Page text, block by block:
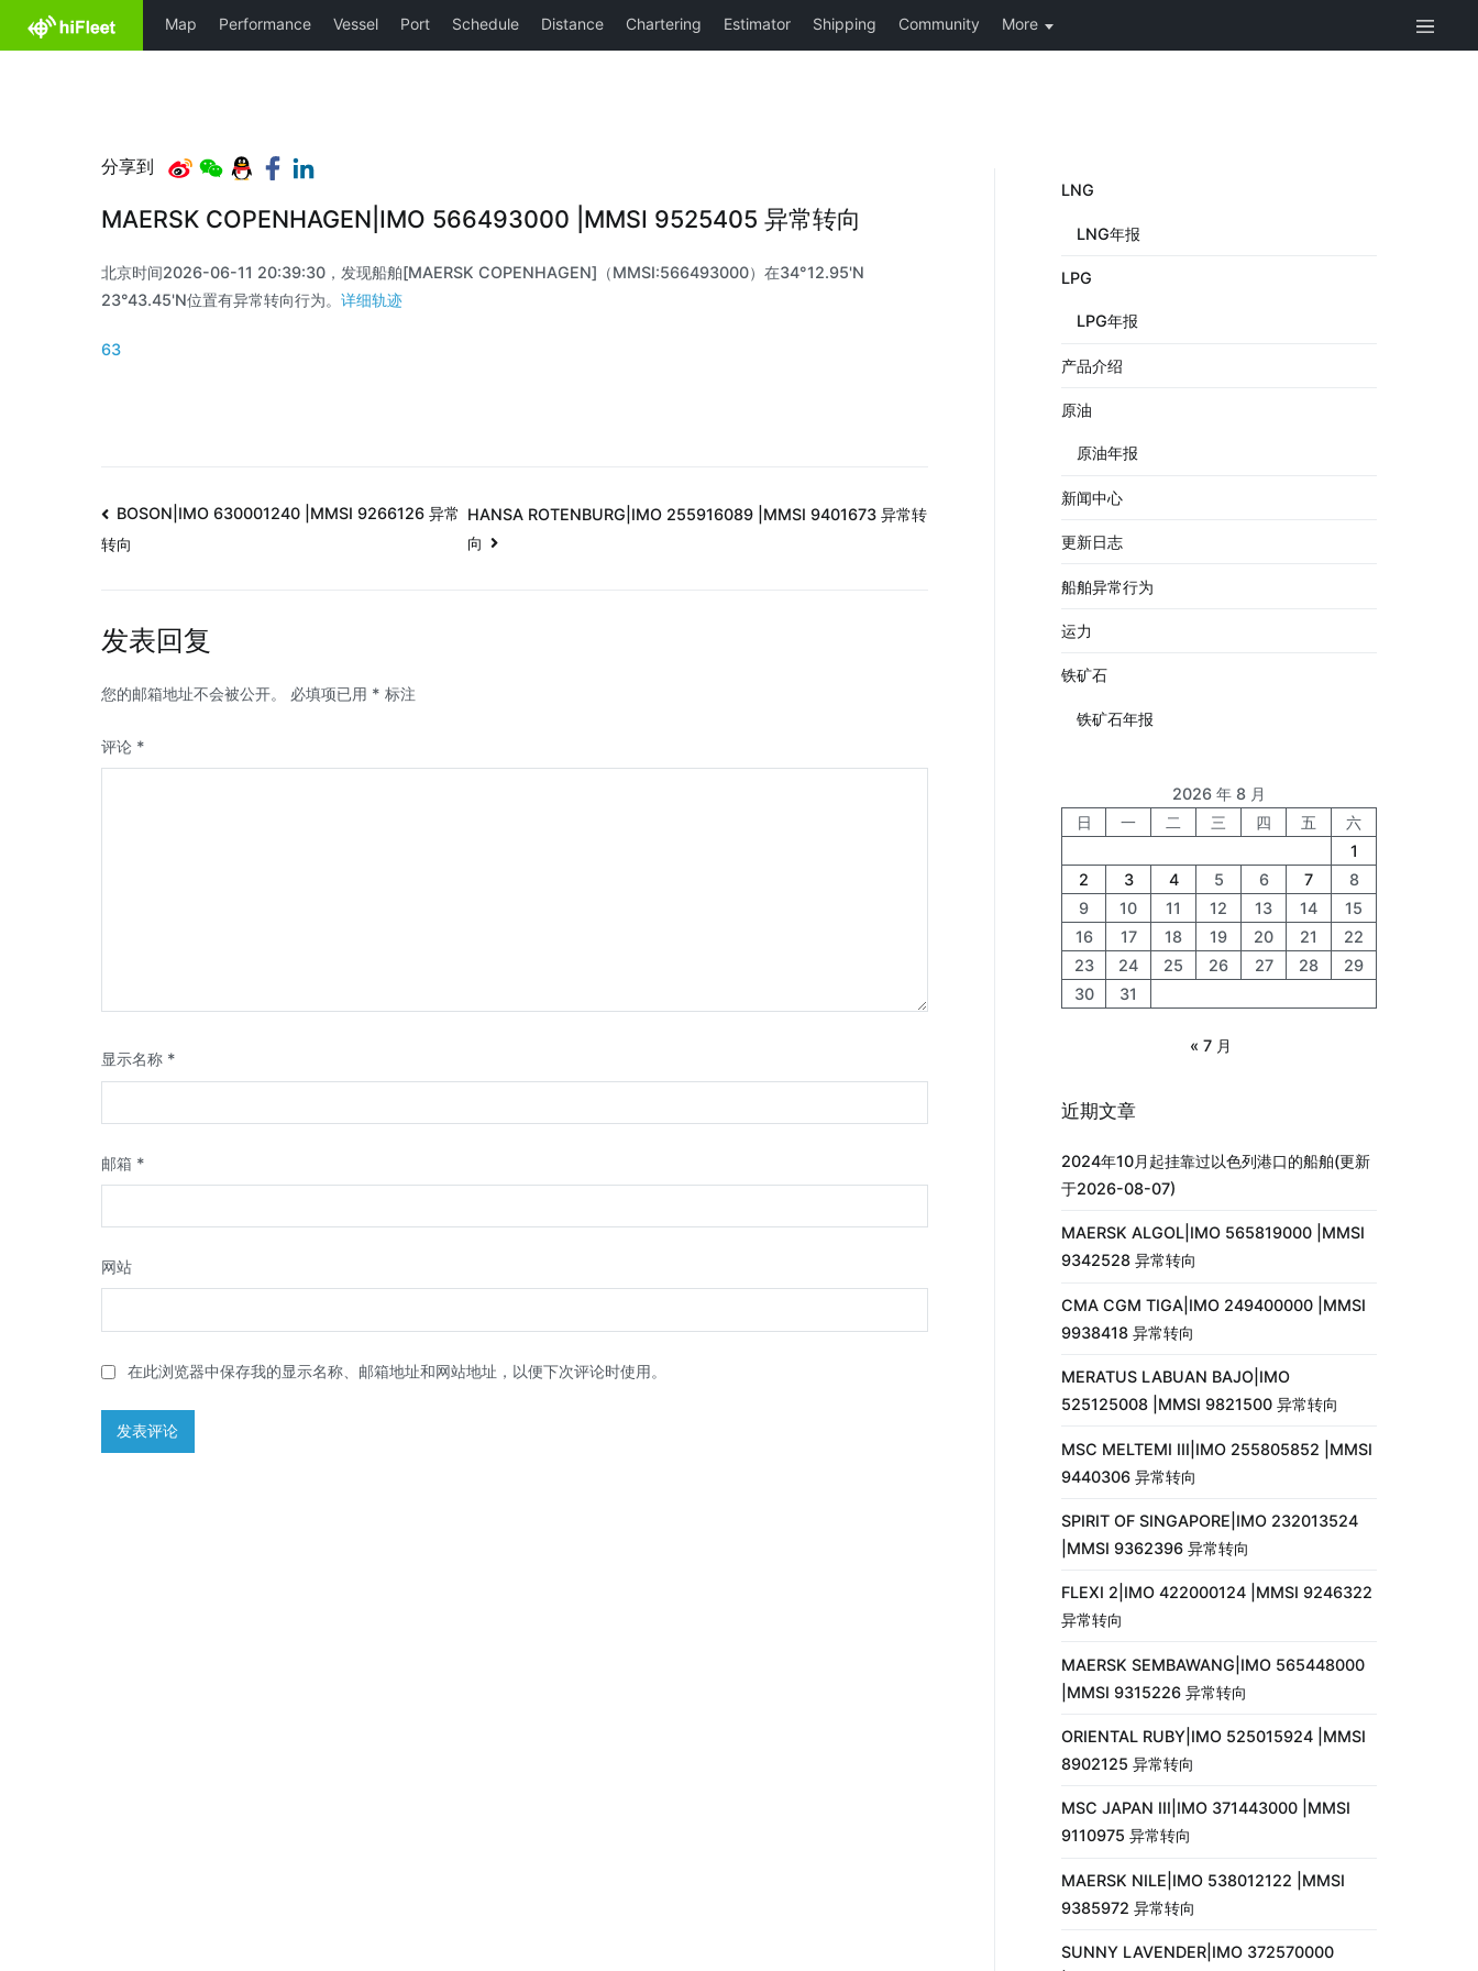
分享到
MAERSK COPENHAGEN|IMO 566493000 |MMSI 9525405 异常转向
北京时间2026-06-11 20:39:30，发现船舶[MAERSK COPENHAGEN]（MMSI:566493000）在34°12.95'N
23°43.45'N位置有异常转向行为。 详细轨迹
63
BOSON|IMO 630001240 |MMSI 9266126 异常
转向
HANSA ROTENBURG|IMO 255916089 |MMSI 9401673 异常转
向
发表回复
您的邮箱地址不会被公开。 必填项已用 * 标注
评论 *
显示名称 *
邮箱 *
网站
在此浏览器中保存我的显示名称、邮箱地址和网站地址，以便下次评论时使用。
LNG
LNG年报
LPG
LPG年报
产品介绍
原油
原油年报
新闻中心
更新日志
船舶异常行为
运力
铁矿石
铁矿石年报
2026 年 8 月
日
一 二 三 四 五
六
1
2
3 4 5 6 7
8
9
10 11 12 13 14
15
16
17 18 19 20 21
22
23
24 25 26 27 28
29
30
31
« 7 月
近期文章
2024年10月起挂靠过以色列港口的船舶(更新
于2026-08-07)
MAERSK ALGOL|IMO 565819000 |MMSI
9342528 异常转向
CMA CGM TIGA|IMO 249400000 |MMSI
9938418 异常转向
MERATUS LABUAN BAJO|IMO
525125008 |MMSI 9821500 异常转向
MSC MELTEMI III|IMO 255805852 |MMSI
9440306 异常转向
SPIRIT OF SINGAPORE|IMO 232013524
|MMSI 9362396 异常转向
FLEXI 2|IMO 422000124 |MMSI 9246322
异常转向
MAERSK SEMBAWANG|IMO 565448000
|MMSI 9315226 异常转向
ORIENTAL RUBY|IMO 525015924 |MMSI
8902125 异常转向
MSC JAPAN III|IMO 371443000 |MMSI
9110975 异常转向
MAERSK NILE|IMO 538012122 |MMSI
9385972 异常转向
SUNNY LAVENDER|IMO 372570000